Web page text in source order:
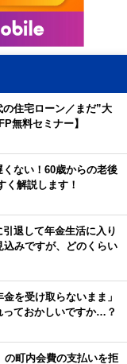
住宅ローン／まだ”大
無料セミナー】
くない！60歳からの老後
く解説します！
引退して年金生活に入り
込みですが、どのくらい
を受け取らないまま」
っておかしいですか…？
の町内会費の支払いを拒